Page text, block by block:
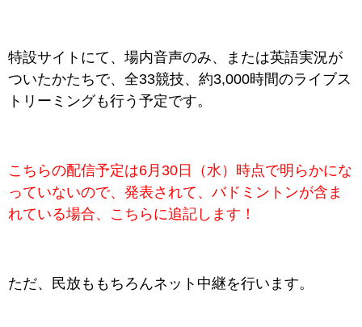
特設サイトにて、場内音声のみ、または英語実況が
ついたかたちで、全33競技、約3,000時間のライブス
トリーミングも行う予定です。
こちらの配信予定は6月30日（水）時点で明らかにな
っていないので、発表されて、バドミントンが含ま
れている場合、こちらに追記します！
ただ、民放ももちろんネット中継を行います。